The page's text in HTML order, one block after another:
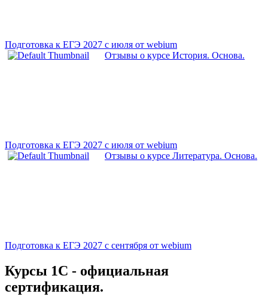
Подготовка к ЕГЭ 2027 с июля от webium
Отзывы о курсе История. Основа.
Подготовка к ЕГЭ 2027 с июля от webium
Отзывы о курсе Литература. Основа.
Подготовка к ЕГЭ 2027 с сентября от webium
Курсы 1С - официальная
сертификация.